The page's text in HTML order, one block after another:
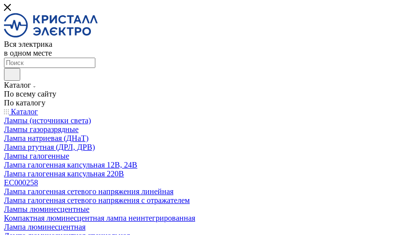
Вся электрика
в одном месте
Каталог
По всему сайту
По каталогу
Каталог
Лампы (источники света)
Лампы газоразрядные
Лампа натриевая (ДНаТ)
Лампа ртутная (ДРЛ, ДРВ)
Лампы галогенные
Лампа галогенная капсульная 12В, 24В
Лампа галогенная капсульная 220В
EC000258
Лампа галогенная сетевого напряжения линейная
Лампа галогенная сетевого напряжения с отражателем
Лампы люминесцентные
Компактная люминесцентная лампа неинтегрированная
Лампа люминесцентная